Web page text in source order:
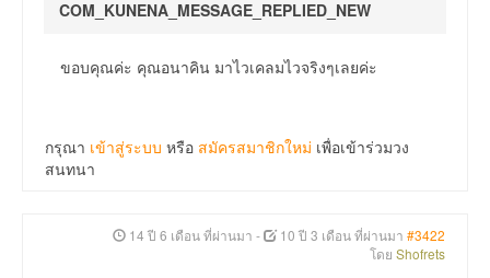
COM_KUNENA_MESSAGE_REPLIED_NEW
ขอบคุณค่ะ คุณอนาคิน มาไวเคลมไวจริงๆเลยค่ะ
กรุณา เข้าสู่ระบบ หรือ สมัครสมาชิกใหม่ เพื่อเข้าร่วมวง
สนทนา
14 ปี 6 เดือน ที่ผ่านมา - 10 ปี 3 เดือน ที่ผ่านมา #3422
โดย Shofrets